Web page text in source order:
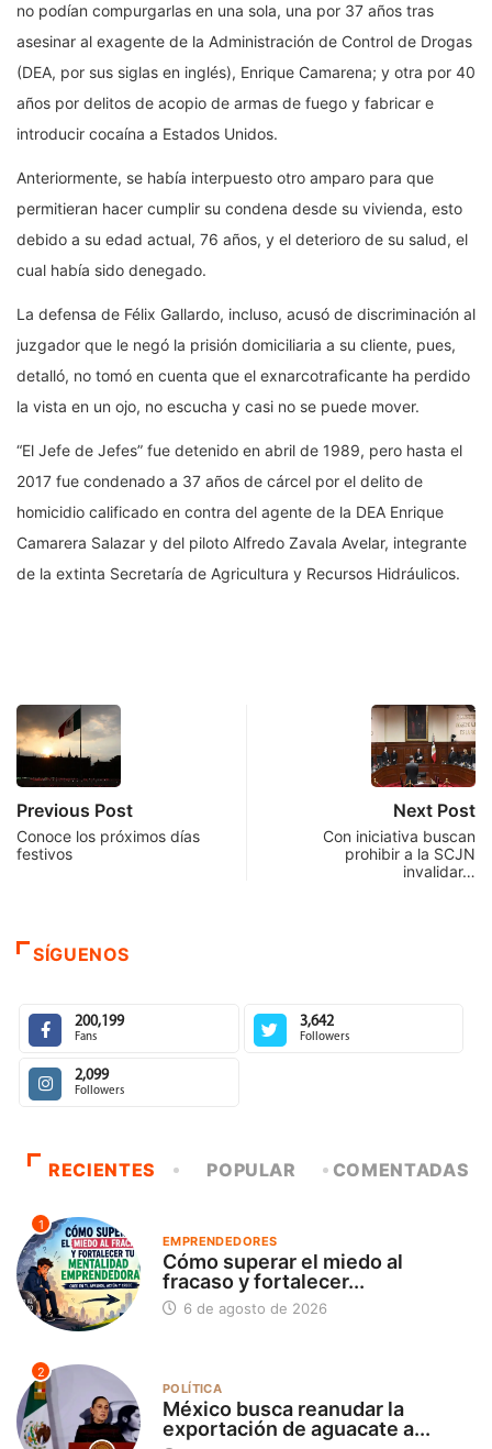
no podían compurgarlas en una sola, una por 37 años tras
asesinar al exagente de la Administración de Control de Drogas
(DEA, por sus siglas en inglés), Enrique Camarena; y otra por 40
años por delitos de acopio de armas de fuego y fabricar e
introducir cocaína a Estados Unidos.
Anteriormente, se había interpuesto otro amparo para que
permitieran hacer cumplir su condena desde su vivienda, esto
debido a su edad actual, 76 años, y el deterioro de su salud, el
cual había sido denegado.
La defensa de Félix Gallardo, incluso, acusó de discriminación al
juzgador que le negó la prisión domiciliaria a su cliente, pues,
detalló, no tomó en cuenta que el exnarcotraficante ha perdido
la vista en un ojo, no escucha y casi no se puede mover.
“El Jefe de Jefes” fue detenido en abril de 1989, pero hasta el
2017 fue condenado a 37 años de cárcel por el delito de
homicidio calificado en contra del agente de la DEA Enrique
Camarera Salazar y del piloto Alfredo Zavala Avelar, integrante
de la extinta Secretaría de Agricultura y Recursos Hidráulicos.
Previous Post
Conoce los próximos días
festivos
Next Post
Con iniciativa buscan
prohibir a la SCJN
invalidar…
SÍGUENOS
200,199
Fans
3,642
Followers
2,099
Followers
RECIENTES POPULAR COMENTADAS
1
EMPRENDEDORES
Cómo superar el miedo al
fracaso y fortalecer...
6 de agosto de 2026
2
POLÍTICA
México busca reanudar la
exportación de aguacate a...